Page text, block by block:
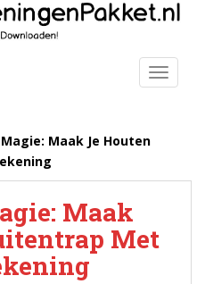
Maak Je Houten
Maak
Met